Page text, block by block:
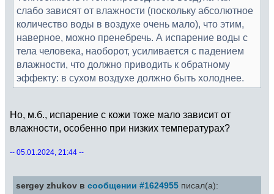
слабо зависят от влажности (поскольку абсолютное
количество воды в воздухе очень мало), что этим,
наверное, можно пренебречь. А испарение воды с
тела человека, наоборот, усиливается с падением
влажности, что должно приводить к обратному
эффекту: в сухом воздухе должно быть холоднее.
Но, м.б., испарение с кожи тоже мало зависит от
влажности, особенно при низких температурах?
-- 05.01.2024, 21:44 --
sergey zhukov в сообщении #1624955 писал(а):